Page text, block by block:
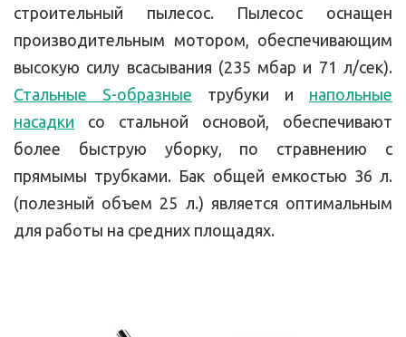
строительный пылесос. Пылесос оснащен
производительным мотором, обеспечивающим
высокую силу всасывания (235 мбар и 71 л/сек).
Стальные S-образные трубуки и напольные
насадки со стальной основой, обеспечивают
более быструю уборку, по стравнению с
прямымы трубками. Бак общей емкостью 36 л.
(полезный объем 25 л.) является оптимальным
для работы на средних площадях.